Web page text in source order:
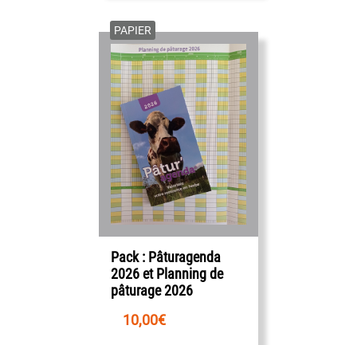
PAPIER
Pack : Pâturagenda
2026 et Planning de
pâturage 2026
10,00€